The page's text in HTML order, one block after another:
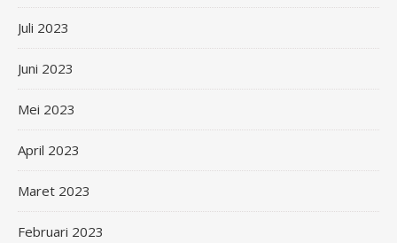
Juli 2023
Juni 2023
Mei 2023
April 2023
Maret 2023
Februari 2023